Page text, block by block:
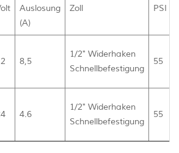
Auslosung
(A)
Zoll PSI
8,5
1/2" Widerhaken
Schnellbefestigung
55
4.6
1/2" Widerhaken
Schnellbefestigung
55